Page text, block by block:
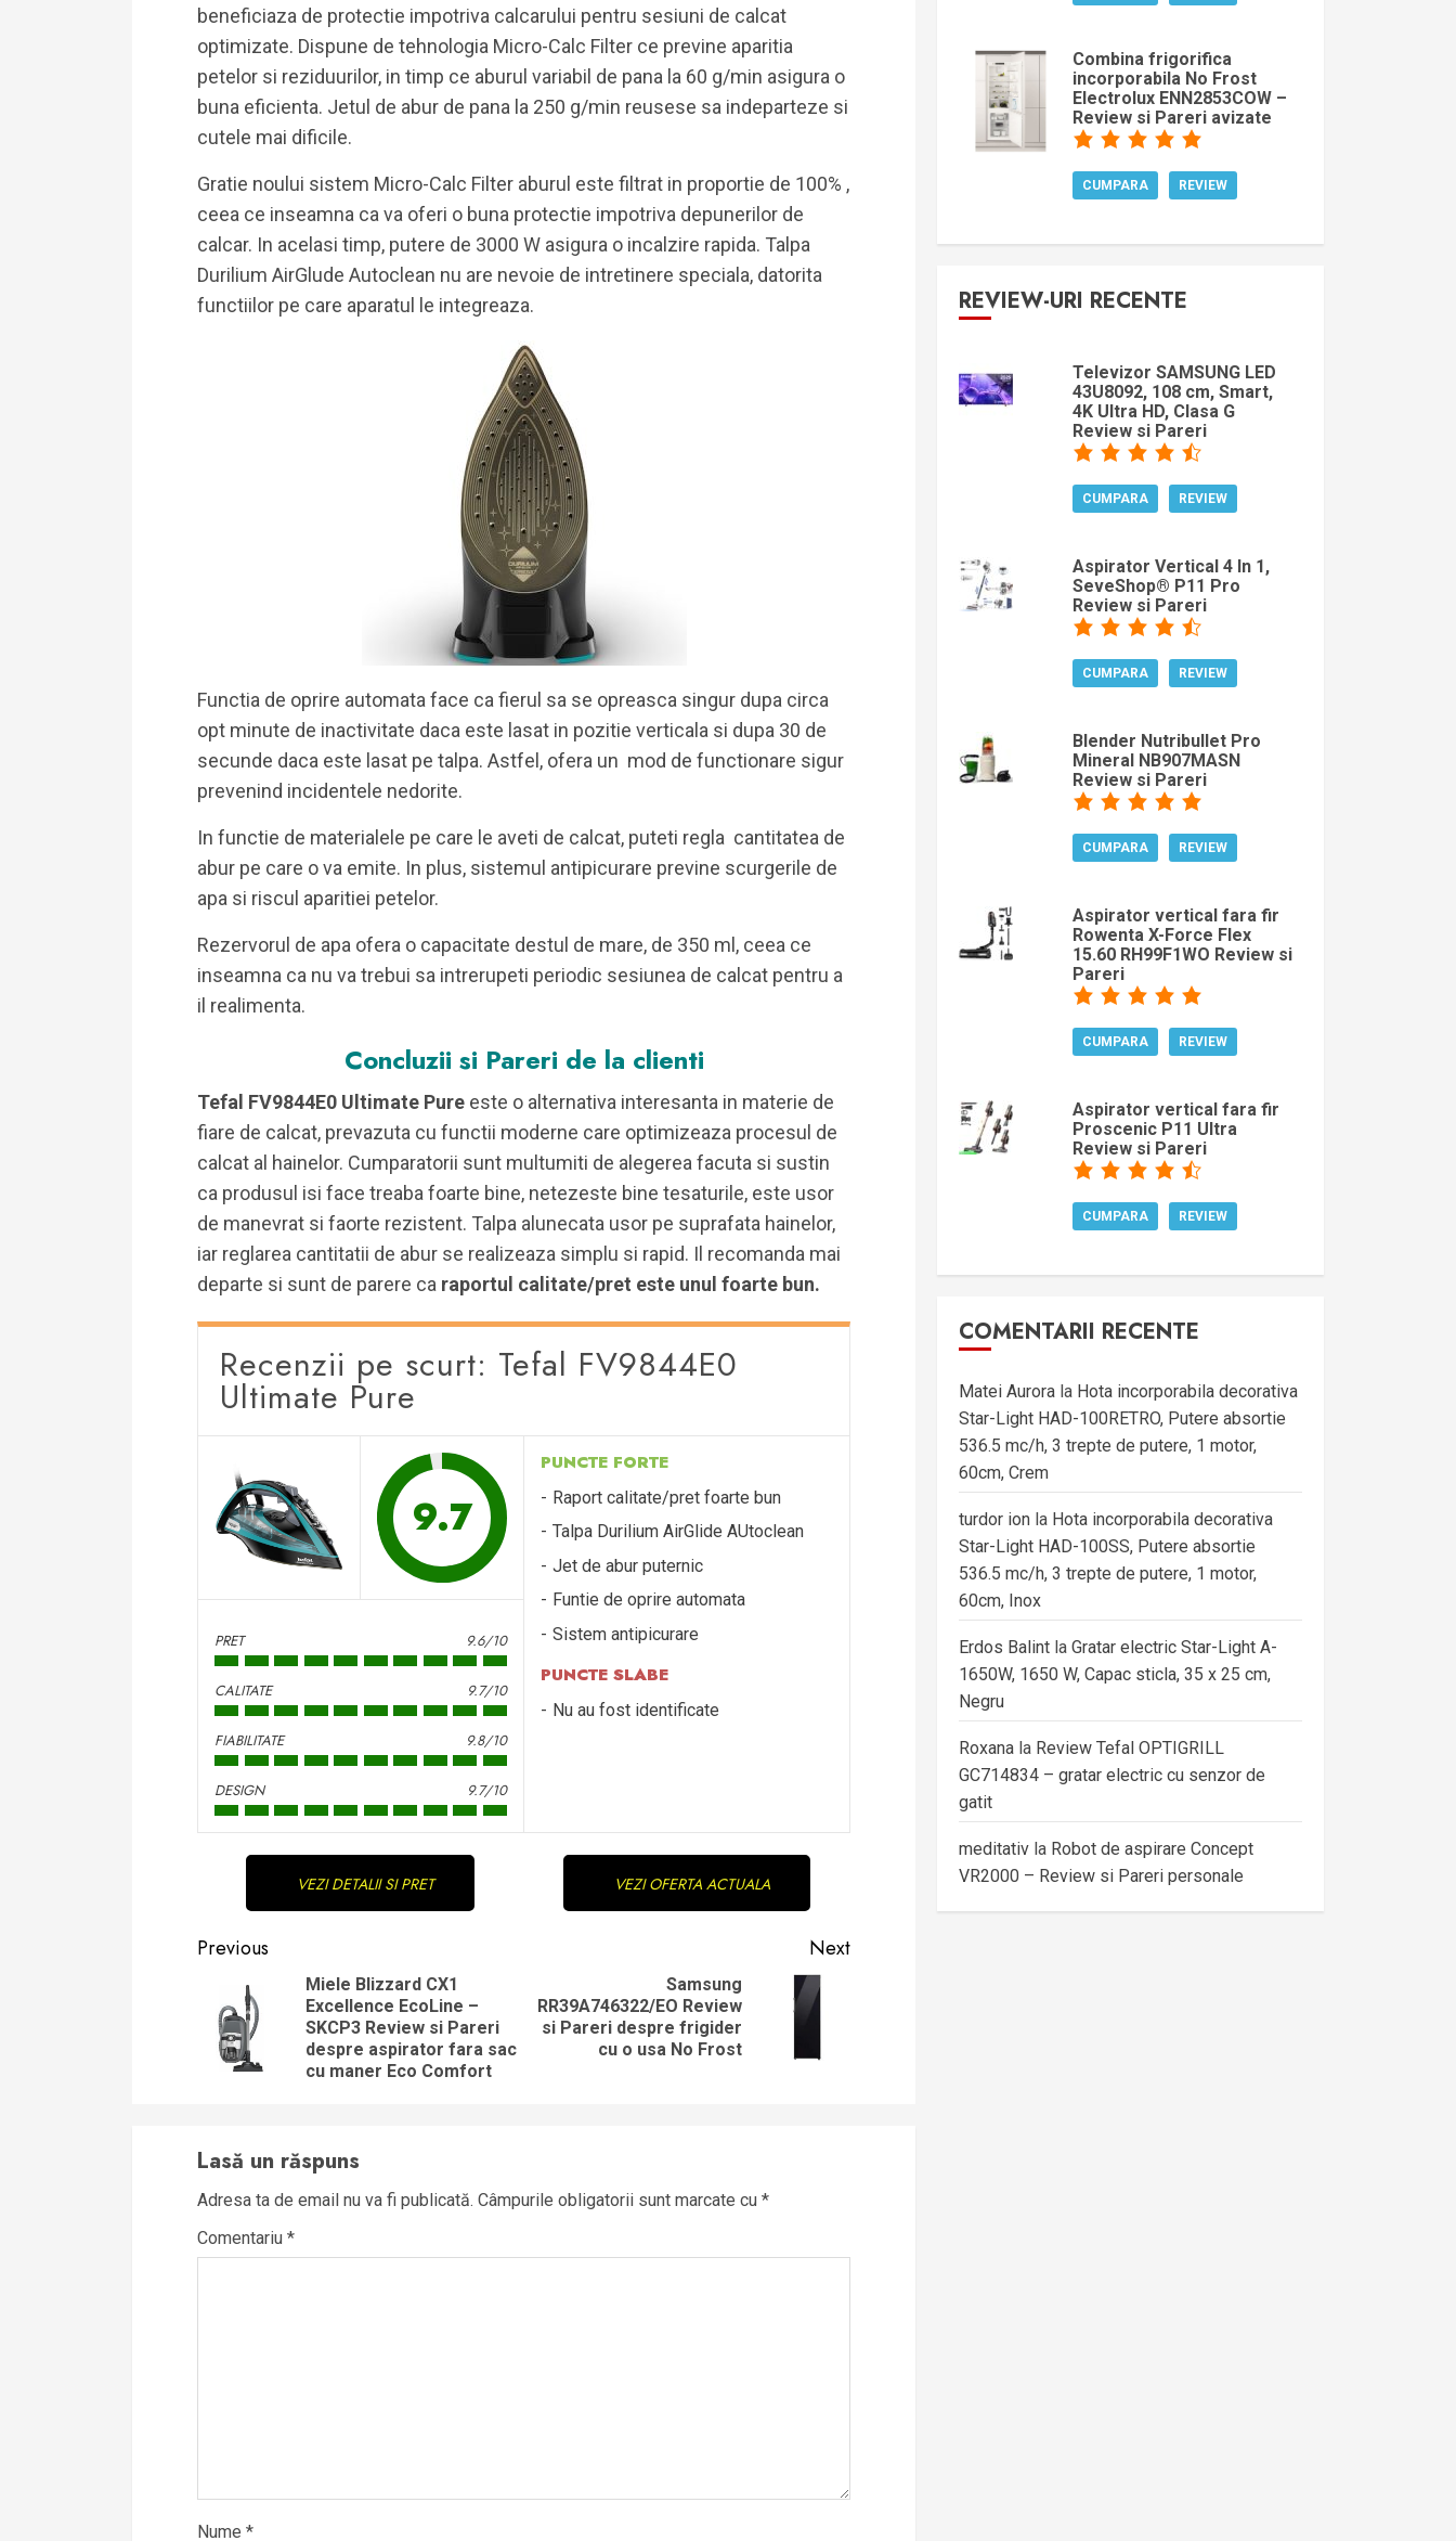
beneficiaza de protectie impotriva calcarului pentru sesiuni de calcat
optimizate. Dispune de tehnologia Micro-Calc Filter ce previne aparitia
petelor si reziduurilor, in timp ce aburul variabil de pana la 60 g/min asigura o
buna eficienta. Jetul de abur de pana la 250 g/min reusese sa indeparteze si
cutele mai dificile.
Gratie noului sistem Micro-Calc Filter aburul este filtrat in proportie de 100% ,
ceea ce inseamna ca va oferi o buna protectie impotriva depunerilor de
calcar. In acelasi timp, putere de 3000 W asigura o incalzire rapida. Talpa
Durilium AirGlude Autoclean nu are nevoie de intretinere speciala, datorita
functiilor pe care aparatul le integreaza.
Functia de oprire automata face ca fierul sa se opreasca singur dupa circa
opt minute de inactivitate daca este lasat in pozitie verticala si dupa 30 de
secunde daca este lasat pe talpa. Astfel, ofera un mod de functionare sigur
prevenind incidentele nedorite.
In functie de materialele pe care le aveti de calcat, puteti regla cantitatea de
abur pe care o va emite. In plus, sistemul antipicurare previne scurgerile de
apa si riscul aparitiei petelor.
Rezervorul de apa ofera o capacitate destul de mare, de 350 ml, ceea ce
inseamna ca nu va trebui sa intrerupeti periodic sesiunea de calcat pentru a
il realimenta.
Concluzii si Pareri de la clienti
Tefal FV9844E0 Ultimate Pure este o alternativa interesanta in materie de
fiare de calcat, prevazuta cu functii moderne care optimizeaza procesul de
calcat al hainelor. Cumparatorii sunt multumiti de alegerea facuta si sustin
ca produsul isi face treaba foarte bine, netezeste bine tesaturile, este usor
de manevrat si faorte rezistent. Talpa alunecata usor pe suprafata hainelor,
iar reglarea cantitatii de abur se realizeaza simplu si rapid. Il recomanda mai
departe si sunt de parere ca raportul calitate/pret este unul foarte bun.
Recenzii pe scurt: Tefal FV9844E0
Ultimate Pure
9.7
PRET 9.6/10
CALITATE 9.7/10
FIABILITATE 9.8/10
DESIGN 9.7/10
PUNCTE FORTE
Raport calitate/pret foarte bun
Talpa Durilium AirGlide AUtoclean
Jet de abur puternic
Funtie de oprire automata
Sistem antipicurare
PUNCTE SLABE
Nu au fost identificate
VEZI DETALII SI PRET VEZI OFERTA ACTUALA
Continue
Reading
Previous
Previous
Miele Blizzard CX1
Excellence EcoLine –
SKCP3 Review si Pareri
despre aspirator fara sac
cu maner Eco Comfort
Next
Next
post:
Samsung
RR39A746322/EO Review
si Pareri despre frigider
cu o usa No Frost
Lasă un răspuns
Adresa ta de email nu va fi publicată. Câmpurile obligatorii sunt marcate cu *
Comentariu *
Nume *
Combina frigorifica
incorporabila No Frost
Electrolux ENN2853COW –
Review si Pareri avizate
CUMPARA REVIEW
REVIEW-URI RECENTE
Televizor SAMSUNG LED
43U8092, 108 cm, Smart,
4K Ultra HD, Clasa G
Review si Pareri
CUMPARA REVIEW
Aspirator Vertical 4 In 1,
SeveShop® P11 Pro
Review si Pareri
CUMPARA REVIEW
Blender Nutribullet Pro
Mineral NB907MASN
Review si Pareri
CUMPARA REVIEW
Aspirator vertical fara fir
Rowenta X-Force Flex
15.60 RH99F1WO Review si
Pareri
CUMPARA REVIEW
Aspirator vertical fara fir
Proscenic P11 Ultra
Review si Pareri
CUMPARA REVIEW
COMENTARII RECENTE
Matei Aurora la Hota incorporabila decorativa
Star-Light HAD-100RETRO, Putere absortie
536.5 mc/h, 3 trepte de putere, 1 motor,
60cm, Crem
turdor ion la Hota incorporabila decorativa
Star-Light HAD-100SS, Putere absortie
536.5 mc/h, 3 trepte de putere, 1 motor,
60cm, Inox
Erdos Balint laGratar electric Star-Light A-
1650W, 1650 W, Capac sticla, 35 x 25 cm,
Negru
Roxana la Review Tefal OPTIGRILL
GC714834 – gratar electric cu senzor de
gatit
meditativ la Robot de aspirare Concept
VR2000 – Review si Pareri personale